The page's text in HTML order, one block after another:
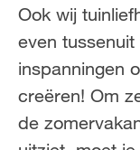
Ook wij
even
inspanningen
creëren! Om
de